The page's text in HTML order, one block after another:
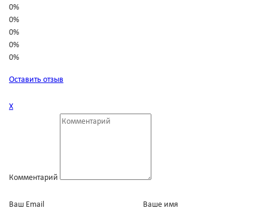
0%
0%
0%
0%
0%
Оставить отзыв
Х
Комментарий
Ваш Email Ваше имя